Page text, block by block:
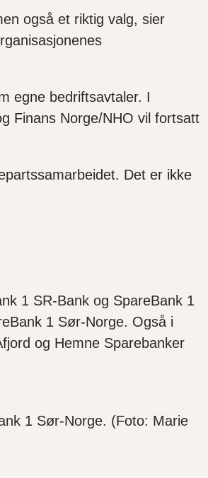
også et riktig valg, sier
egne bedriftsavtaler. I
Finans Norge/NHO vil fortsatt
Det er ikke
1 SR-Bank og SpareBank 1
1 Sør-Norge. Også i
og Hemne Sparebanker
1 Sør-Norge. (Foto: Marie